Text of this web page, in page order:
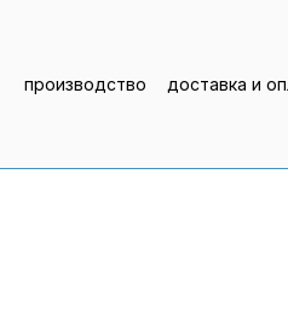
производство доставка и